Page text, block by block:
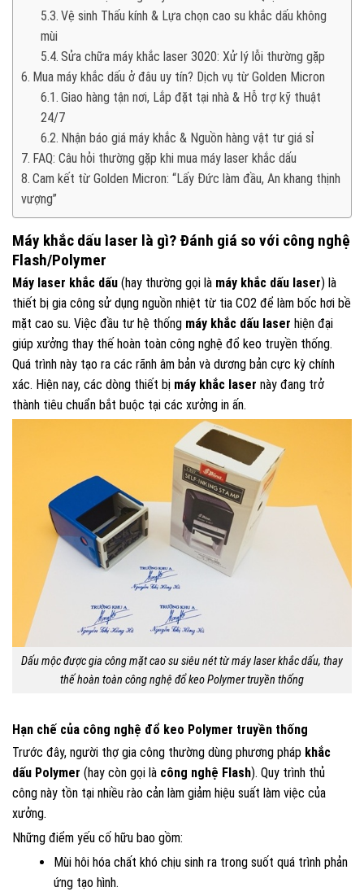
Vệ sinh Thấu kính & Lựa chọn cao su khắc dấu không
mùi
Sửa chữa máy khắc laser 3020: Xử lý lỗi thường gặp
Mua máy khắc dấu ở đâu uy tín? Dịch vụ từ Golden Micron
Giao hàng tận nơi, Lắp đặt tại nhà & Hỗ trợ kỹ thuật
24/7
Nhận báo giá máy khắc & Nguồn hàng vật tư giá sỉ
FAQ: Câu hỏi thường gặp khi mua máy laser khắc dấu
Cam kết từ Golden Micron: “Lấy Đức làm đầu, An khang thịnh
vượng”
Máy khắc dấu laser là gì? Đánh giá so với công nghệ
Flash/Polymer
Máy laser khắc dấu (hay thường gọi là máy khắc dấu laser) là
thiết bị gia công sử dụng nguồn nhiệt từ tia CO2 để làm bốc hơi bề
mặt cao su. Việc đầu tư hệ thống máy khắc dấu laser hiện đại
giúp xưởng thay thế hoàn toàn công nghệ đổ keo truyền thống.
Quá trình này tạo ra các rãnh âm bản và dương bản cực kỳ chính
xác. Hiện nay, các dòng thiết bị máy khắc laser này đang trở
thành tiêu chuẩn bắt buộc tại các xưởng in ấn.
Dấu mộc được gia công mặt cao su siêu nét từ máy laser khắc dấu, thay
thế hoàn toàn công nghệ đổ keo Polymer truyền thống
Hạn chế của công nghệ đổ keo Polymer truyền thống
Trước đây, người thợ gia công thường dùng phương pháp khắc
dấu Polymer (hay còn gọi là công nghệ Flash). Quy trình thủ
công này tồn tại nhiều rào cản làm giảm hiệu suất làm việc của
xưởng.
Những điểm yếu cố hữu bao gồm:
Mùi hôi hóa chất khó chịu sinh ra trong suốt quá trình phản
ứng tạo hình.